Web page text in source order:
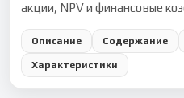
акции, NPV и финансовые
Описание Содержание
Характеристики